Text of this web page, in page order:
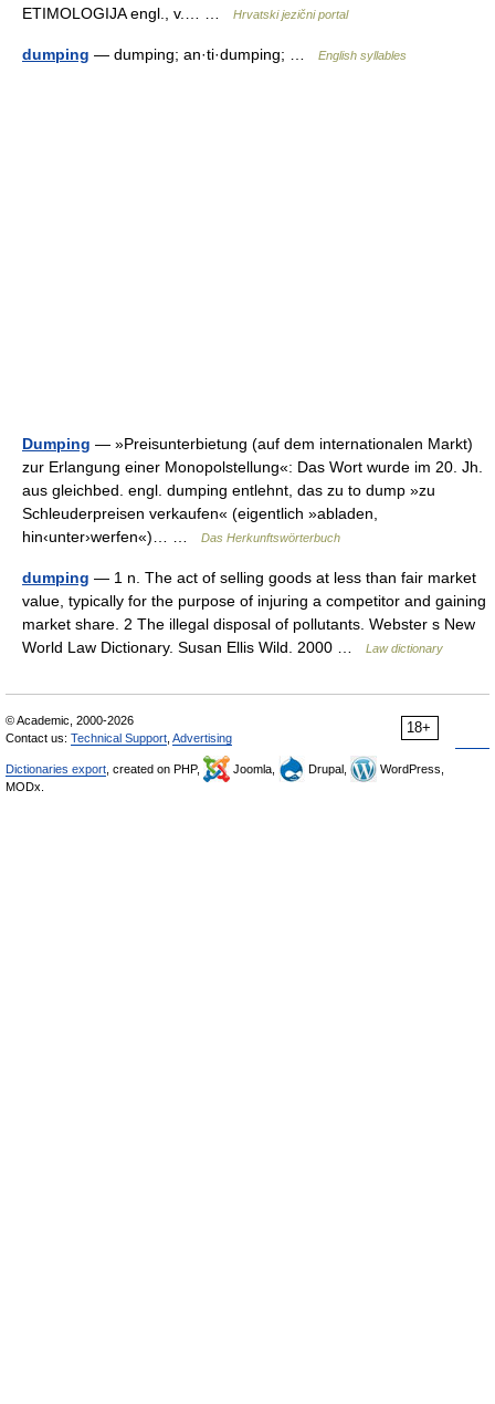
ETIMOLOGIJA engl., v.… …
Hrvatski jezični portal
dumping — dumping; an·ti·dumping; … English syllables
Dumping — »Preisunterbietung (auf dem internationalen Markt)
zur Erlangung einer Monopolstellung«: Das Wort wurde im 20. Jh.
aus gleichbed. engl. dumping entlehnt, das zu to dump »zu
Schleuderpreisen verkaufen« (eigentlich »abladen,
hin‹unter›werfen«)… …
Das Herkunftswörterbuch
dumping — 1 n. The act of selling goods at less than fair market
value, typically for the purpose of injuring a competitor and gaining
market share. 2 The illegal disposal of pollutants. Webster s New
World Law Dictionary. Susan Ellis Wild. 2000 …
Law dictionary
18+
© Academic, 2000-2026
Contact us: Technical Support Advertising
Dictionaries export , created on PHP, Joomla, Drupal,
WordPress,
MODx.